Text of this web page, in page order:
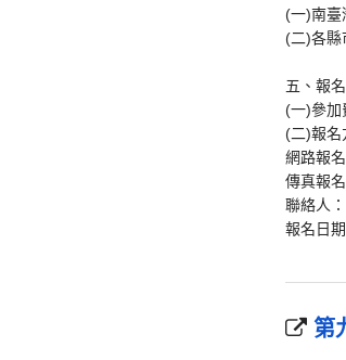
(一)南臺
(二)各縣
五、報
(一)參加
(二)報名
網路報
傳真報
聯絡人
報名日
第